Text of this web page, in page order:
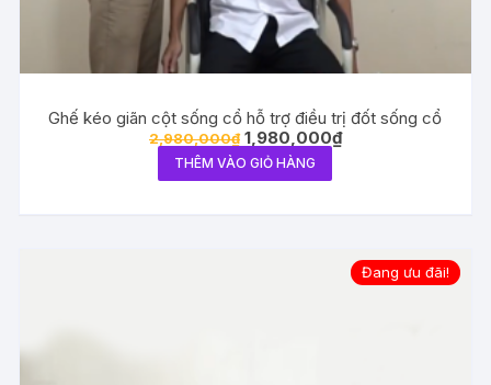
Ghế kéo giãn cột sống cổ hỗ trợ điều trị đốt sống cổ
2,980,000₫ Giá
gốc
là:
2,980,000₫.
1,980,000₫Giá
hiện
THÊM VÀO GIỎ HÀNG
Đang ưu đãi!